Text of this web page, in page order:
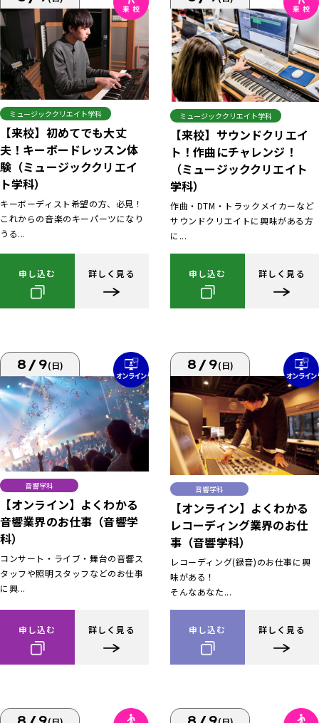
ミュージッククリエイト学科
【来校】初めてでも大丈
夫！キーボードレッスン体
験（ミュージッククリエイ
ト学科）
キーボーディスト希望の方、必見！
これからの音楽のキーパーツになり
うる...
申し込む 詳しく見る
ミュージッククリエイト学科
【来校】サウンドクリエイ
ト！作曲にチャレンジ！
（ミュージッククリエイト
学科）
作曲・DTM・トラックメイカーなど
サウンドクリエイトに興味がある方
に...
申し込む 詳しく見る
8/9(日)
音響学科
【オンライン】よくわかる
音響業界のお仕事（音響学
科）
コンサート・ライブ・舞台の音響ス
タッフや照明スタッフなどのお仕事
に興...
申し込む 詳しく見る
8/9(日)
音響学科
【オンライン】よくわかる
レコーディング業界のお仕
事（音響学科）
レコーディング(録音)のお仕事に興
味がある！
そんなあなた...
申し込む 詳しく見る